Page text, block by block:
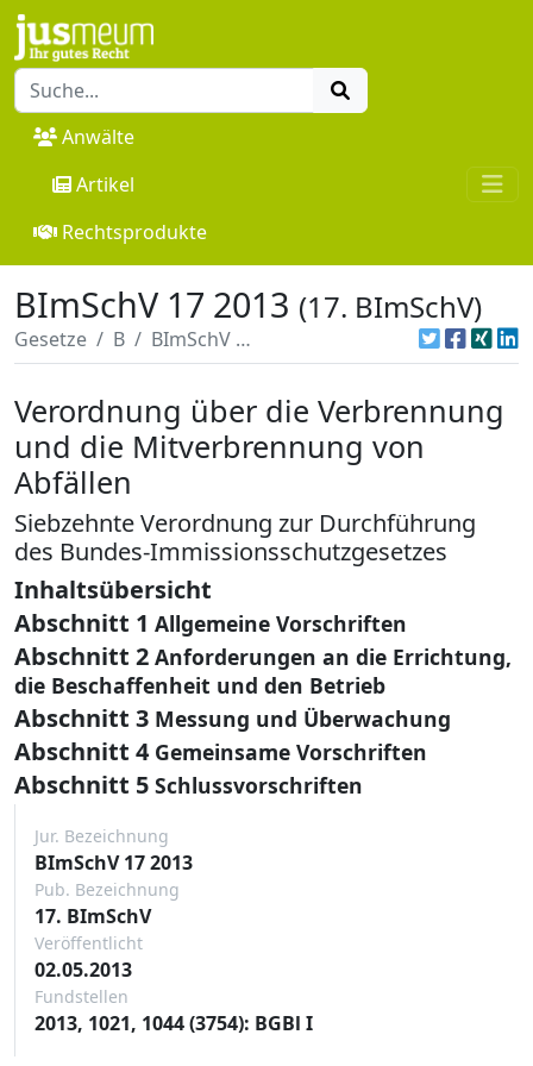
Anwälte
Artikel
Rechtsprodukte
BImSchV 17 2013 (17. BImSchV)
Gesetze B BImSchV 17 2013
Verordnung über die Verbrennung
und die Mitverbrennung von
Abfällen
Siebzehnte Verordnung zur Durchführung
des Bundes-Immissionsschutzgesetzes
Inhaltsübersicht
Abschnitt 1 Allgemeine Vorschriften
Abschnitt 2 Anforderungen an die Errichtung,
die Beschaffenheit und den Betrieb
Abschnitt 3 Messung und Überwachung
Abschnitt 4 Gemeinsame Vorschriften
Abschnitt 5 Schlussvorschriften
Jur. Bezeichnung
BImSchV 17 2013
Pub. Bezeichnung
17. BImSchV
Veröffentlicht
02.05.2013
Fundstellen
2013, 1021, 1044 (3754): BGBl I